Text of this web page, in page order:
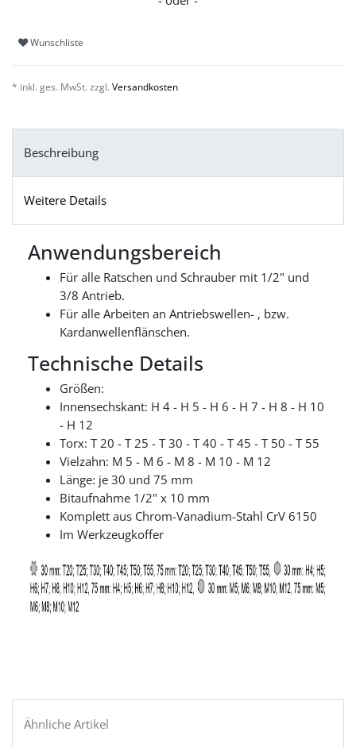
Wunschliste
* inkl. ges. MwSt. zzgl. Versandkosten
Beschreibung
Weitere Details
Anwendungsbereich
Für alle Ratschen und Schrauber mit 1/2" und
3/8 Antrieb.
Für alle Arbeiten an Antriebswellen- , bzw.
Kardanwellenflänschen.
Technische Details
Größen:
Innensechskant: H 4 - H 5 - H 6 - H 7 - H 8 - H 10
- H 12
Torx: T 20 - T 25 - T 30 - T 40 - T 45 - T 50 - T 55
Vielzahn: M 5 - M 6 - M 8 - M 10 - M 12
Länge: je 30 und 75 mm
Bitaufnahme 1/2" x 10 mm
Komplett aus Chrom-Vanadium-Stahl CrV 6150
Im Werkzeugkoffer
Ähnliche Artikel